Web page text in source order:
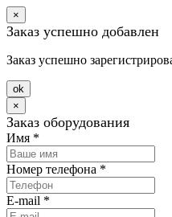
×
Заказ успешно добавлен
Заказ успешно
оk
×
Заказ оборудования
Имя *
Номер телефона *
E-mail *